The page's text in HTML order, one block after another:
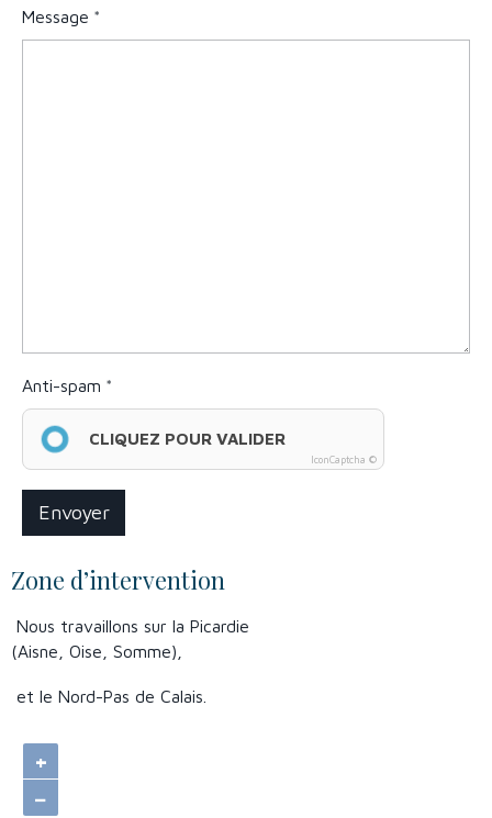
Message
Anti-spam
CLIQUEZ POUR VALIDER
IconCaptcha ©
Envoyer
Zone d’intervention
Nous travaillons sur la Picardie
(Aisne, Oise, Somme),
et le Nord-Pas de Calais.
+
−